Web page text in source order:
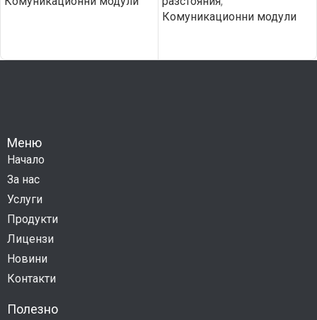
Комуникационни модули
Меню
Начало
За нас
Услуги
Продукти
Лицензи
Новини
Контакти
Полезно